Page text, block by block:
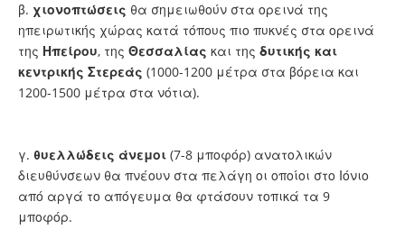
β. χιονοπτώσεις θα σημειωθούν στα ορεινά της
ηπειρωτικής χώρας κατά τόπους πιο πυκνές στα ορεινά
της Ηπείρου, της Θεσσαλίας και της δυτικής και
κεντρικής Στερεάς (1000-1200 μέτρα στα βόρεια και
1200-1500 μέτρα στα νότια).
γ. θυελλώδεις άνεμοι (7-8 μποφόρ) ανατολικών
διευθύνσεων θα πνέουν στα πελάγη οι οποίοι στο Ιόνιο
από αργά το απόγευμα θα φτάσουν τοπικά τα 9
μποφόρ.